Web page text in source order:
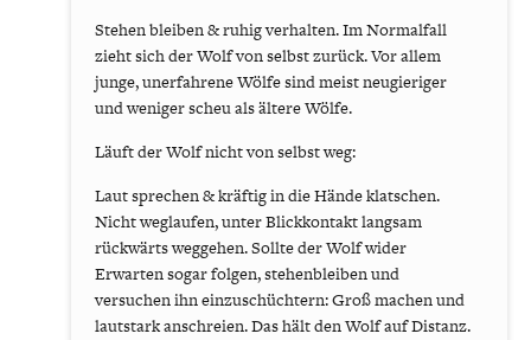
Stehen bleiben & ruhig verhalten. Im Normalfall
zieht sich der Wolf von selbst zurück. Vor allem
junge, unerfahrene Wölfe sind meist neugieriger
und weniger scheu als ältere Wölfe.
Läuft der Wolf nicht von selbst weg:
Laut sprechen & kräftig in die Hände klatschen.
Nicht weglaufen, unter Blickkontakt langsam
rückwärts weggehen. Sollte der Wolf wider
Erwarten sogar folgen, stehenbleiben und
versuchen ihn einzuschüchtern: Groß machen und
lautstark anschreien. Das hält den Wolf auf Distanz.